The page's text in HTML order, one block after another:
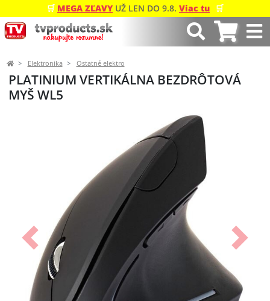
🛒 MEGA ZĽAVY UŽ LEN DO 9.8. Viac tu 🛒
Elektronika Ostatné elektro
PLATINIUM VERTIKÁLNA BEZDRÔTOVÁ
MYŠ WL5
Predchádzajúci Ďalší